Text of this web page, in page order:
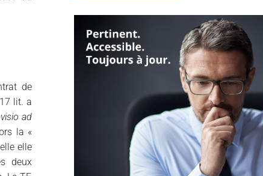
de
lit. a
ad
la «
elle
deux